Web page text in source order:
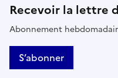
Recevoir la lettre
Abonnement
S’abonner